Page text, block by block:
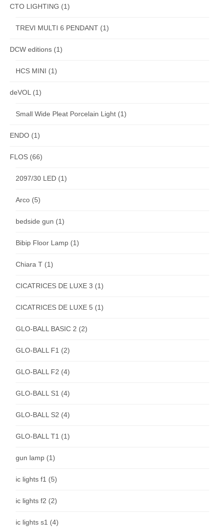
CTO LIGHTING (1)
TREVI MULTI 6 PENDANT (1)
DCW editions (1)
HCS MINI (1)
deVOL(1)
Small Wide Pleat Porcelain Light (1)
ENDO (1)
FLOS (66)
2097/30 LED (1)
Arco (5)
bedside gun (1)
Bibip Floor Lamp (1)
Chiara T (1)
CICATRICES DE LUXE 3 (1)
CICATRICES DE LUXE 5 (1)
GLO-BALL BASIC 2 (2)
GLO-BALL F1 (2)
GLO-BALL F2 (4)
GLO-BALL S1 (4)
GLO-BALL S2 (4)
GLO-BALL T1 (1)
gun lamp (1)
ic lights f1 (5)
ic lights f2 (2)
ic lights s1 (4)